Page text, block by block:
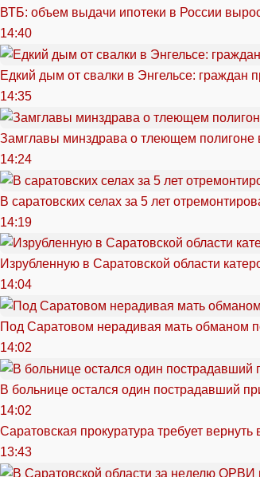
ВТБ: объем выдачи ипотеки в России
14:40
Едкий дым от свалки в Энгельсе: граждан
14:35
Замглавы минздрава о тлеющем полигоне
14:24
В саратовских селах за 5 лет
14:19
Изрубленную в Саратовской области
14:04
Под Саратовом нерадивая мать обманом
14:02
В больнице остался один пострадавший
14:02
Саратовская прокуратура требует
13:43